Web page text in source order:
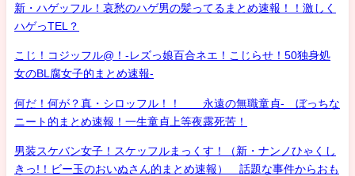
新・ハゲッフル！哀愁のハゲ男の髪ってるまとめ速報！！激しく
ハゲっTEL？
こじ！コジッフル@！-レズっ娘百合ネエ！こじらせ！50独身処
女のBL腐女子的まとめ速報-
何だ！何が？真・シロッフル！！ 永遠の無職童貞- ぼっちな
ニート的まとめ速報！一生童貞上等夜露死苦！
男装スケバン女子！スケッフルまっくす！（新・ナンノひゃくし
きっ!！ビー玉のおいぬさん的まとめ速報） 話題な事件からおも